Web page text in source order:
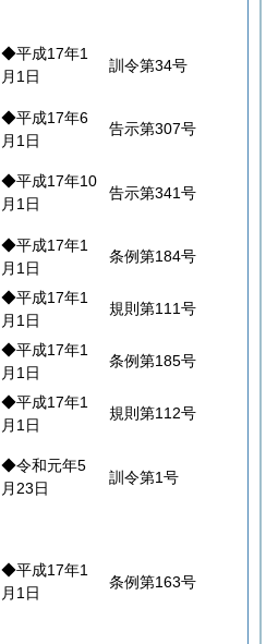
◆平成17年1
月1日
訓令第34号
◆平成17年6
月1日
告示第307号
◆平成17年10
月1日
告示第341号
◆平成17年1
月1日
条例第184号
◆平成17年1
月1日
規則第111号
◆平成17年1
月1日
条例第185号
◆平成17年1
月1日
規則第112号
◆令和元年5
月23日
訓令第1号
◆平成17年1
月1日
条例第163号